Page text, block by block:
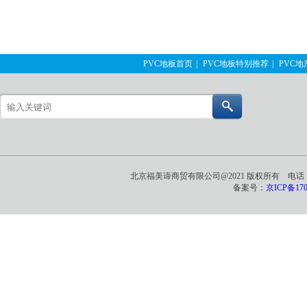
PVC地板首页 PVC地板特别推荐 PVC地
北京福美谛商贸有限公司@2021 版权所有 电
备案号：京ICP备